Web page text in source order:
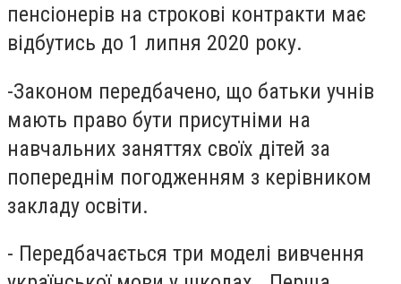
пенсіонерів на строкові контракти має
відбутись до 1 липня 2020 року.
-Законом передбачено, що батьки учнів
мають право бути присутніми на
навчальних заняттях своїх дітей за
попереднім погодженням з керівником
закладу освіти.
- Передбачається три моделі вивчення